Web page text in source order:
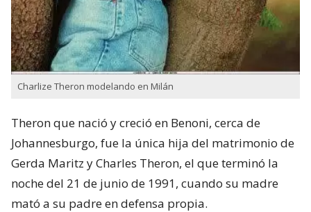
Charlize Theron modelando en Milán
Theron que nació y creció en Benoni,​ cerca de
Johannesburgo, fue la única hija del matrimonio de
Gerda Maritz​ y Charles Theron, el que terminó la
noche del 21 de junio de 1991, cuando su madre
mató a su padre en defensa propia.